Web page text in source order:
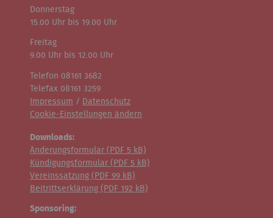
Donnerstag
15.00 Uhr bis 19.00 Uhr
Freitag
9.00 Uhr bis 12.00 Uhr
Telefon 08161 3682
Telefax 08161 3259
Impressum /
Datenschutz
Cookie-Einstellungen ändern
Downloads:
Änderungsformular ( PDF 5 kB)
Kündigungsformular ( PDF 5 kB)
Vereinssatzung ( PDF 99 kB)
Beitrittserklärung ( PDF 192 kB)
Sponsoring: